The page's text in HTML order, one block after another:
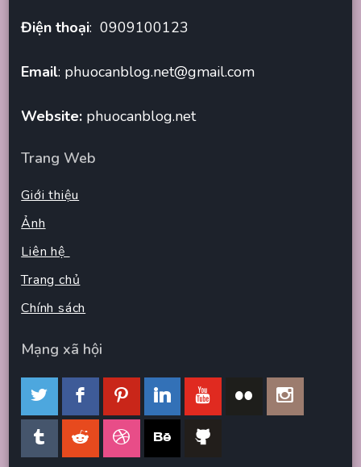
Điện thoại: 0909100123
Email: phuocanblog.net@gmail.com
Website: phuocanblog.net
Trang Web
Giới thiệu
Ảnh
Liên hệ
Trang chủ
Chính sách
Mạng xã hội